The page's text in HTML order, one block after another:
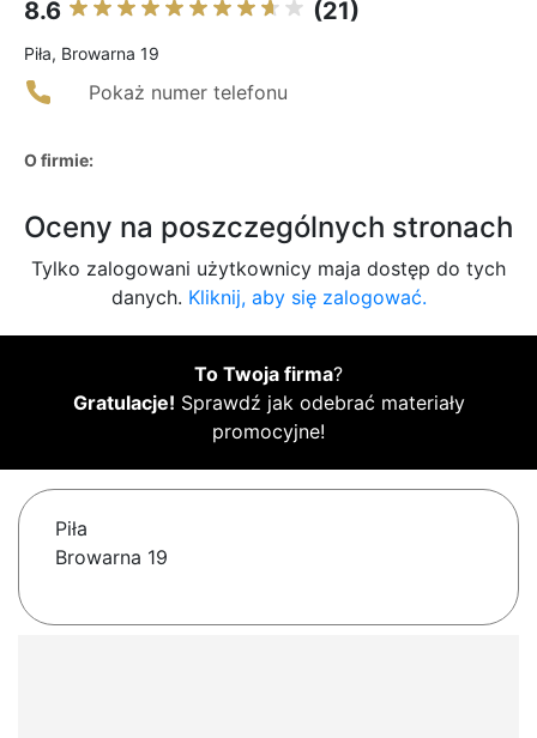
8.6 (21)
Piła, Browarna 19
Pokaż numer telefonu
O firmie:
Oceny na poszczególnych stronach
Tylko zalogowani użytkownicy maja dostęp do tych
danych. Kliknij, aby się zalogować.
To Twoja firma?
Gratulacje! Sprawdź jak odebrać materiały
promocyjne!
Piła
Browarna 19